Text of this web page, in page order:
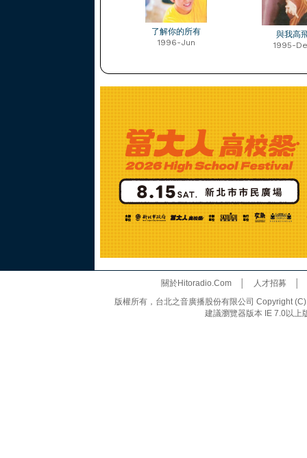
了解你的所有
1996-Jun
與我高
1995-
關於Hitoradio.Com│ 人才招募
版權所有，台北之音廣播股份有限公司 Copyright
建議瀏覽器版本 IE 7.0以上